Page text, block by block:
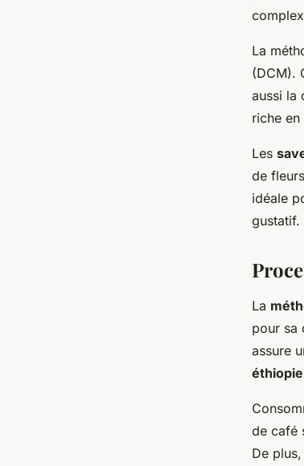
La
(DCM).
aussi la
riche
Les
de
idéale
gustatif.
La
pour sa
assure
de café
De